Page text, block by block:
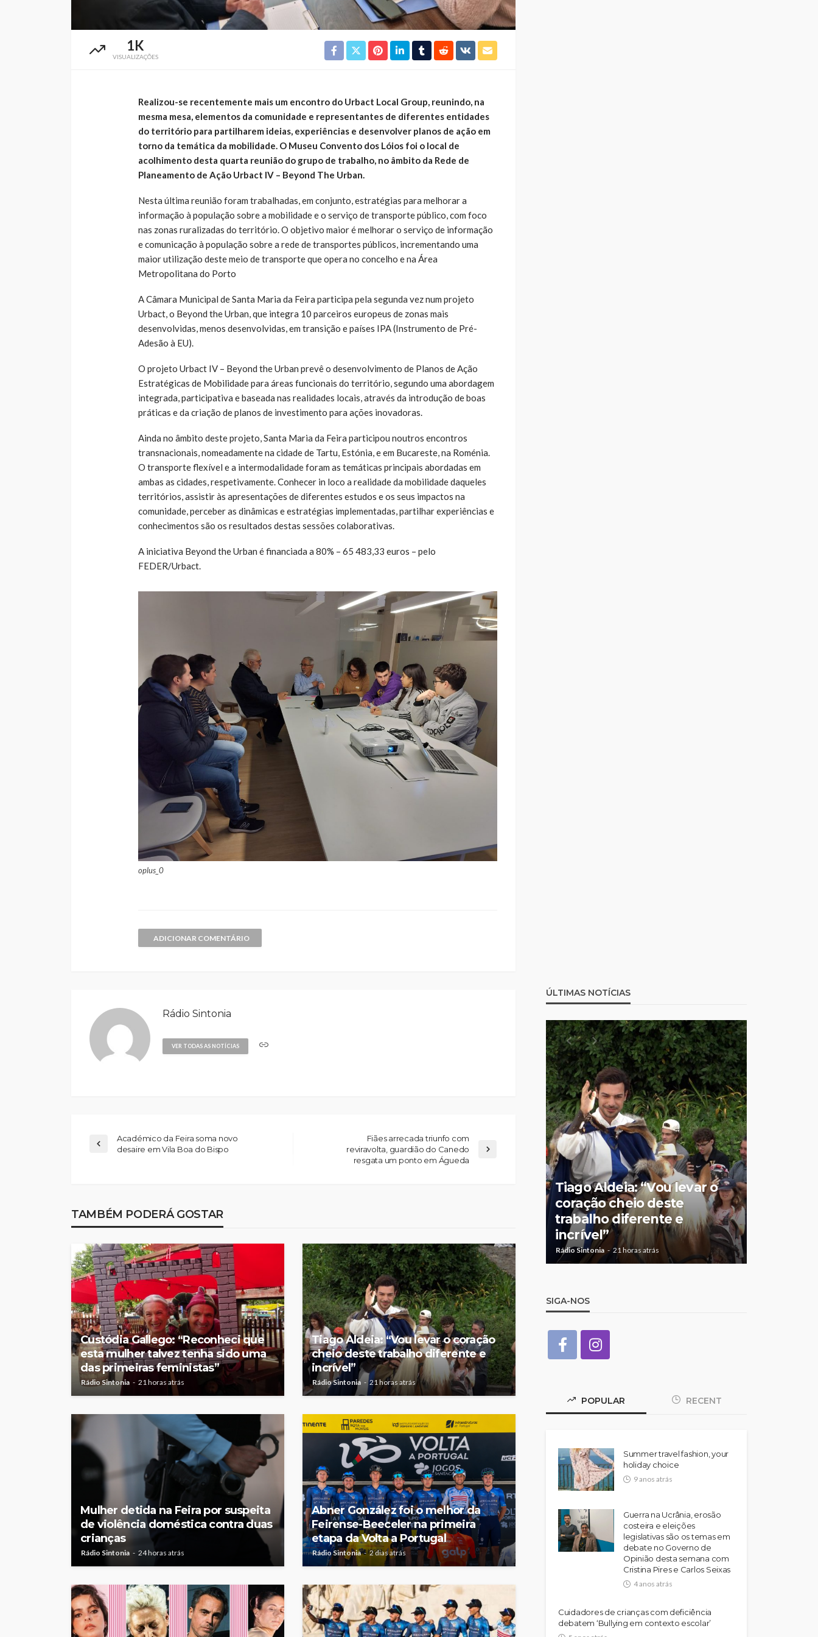
1K
VISUALIZAÇÕES
Realizou-se recentemente mais um encontro do Urbact Local Group, reunindo, na
mesma mesa, elementos da comunidade e representantes de diferentes entidades
do território para partilharem ideias, experiências e desenvolver planos de ação em
torno da temática da mobilidade. O Museu Convento dos Lóios foi o local de
acolhimento desta quarta reunião do grupo de trabalho, no âmbito da Rede de
Planeamento de Ação Urbact IV – Beyond The Urban.
Nesta última reunião foram trabalhadas, em conjunto, estratégias para melhorar a
informação à população sobre a mobilidade e o serviço de transporte público, com foco
nas zonas ruralizadas do território. O objetivo maior é melhorar o serviço de informação
e comunicação à população sobre a rede de transportes públicos, incrementando uma
maior utilização deste meio de transporte que opera no concelho e na Área
Metropolitana do Porto
A Câmara Municipal de Santa Maria da Feira participa pela segunda vez num projeto
Urbact, o Beyond the Urban, que integra 10 parceiros europeus de zonas mais
desenvolvidas, menos desenvolvidas, em transição e países IPA (Instrumento de Pré-
Adesão à EU).
O projeto Urbact IV – Beyond the Urban prevê o desenvolvimento de Planos de Ação
Estratégicas de Mobilidade para áreas funcionais do território, segundo uma abordagem
integrada, participativa e baseada nas realidades locais, através da introdução de boas
práticas e da criação de planos de investimento para ações inovadoras.
Ainda no âmbito deste projeto, Santa Maria da Feira participou noutros encontros
transnacionais, nomeadamente na cidade de Tartu, Estónia, e em Bucareste, na Roménia.
O transporte flexível e a intermodalidade foram as temáticas principais abordadas em
ambas as cidades, respetivamente. Conhecer in loco a realidade da mobilidade daqueles
territórios, assistir às apresentações de diferentes estudos e os seus impactos na
comunidade, perceber as dinâmicas e estratégias implementadas, partilhar experiências e
conhecimentos são os resultados destas sessões colaborativas.
A iniciativa Beyond the Urban é financiada a 80% – 65 483,33 euros – pelo
FEDER/Urbact.
oplus_0
ADICIONAR COMENTÁRIO
Rádio Sintonia
VER TODAS AS NOTÍCIAS
Académico da Feira soma novo
desaire em Vila Boa do Bispo
Fiães arrecada triunfo com
reviravolta, guardião do Canedo
resgata um ponto em Águeda
TAMBÉM PODERÁ GOSTAR
Custódia Gallego: “Reconheci que
esta mulher talvez tenha sido uma
das primeiras feministas”
Rádio Sintonia 21 horas atrás
Tiago Aldeia: “Vou levar o coração
cheio deste trabalho diferente e
incrível”
Rádio Sintonia 21 horas atrás
Mulher detida na Feira por suspeita
de violência doméstica contra duas
crianças
Rádio Sintonia 24 horas atrás
Abner González foi o melhor da
Feirense-Beeceler na primeira
etapa da Volta a Portugal
Rádio Sintonia 2 dias atrás
ÚLTIMAS NOTÍCIAS
Beeceler na primeira etapa
Rádio Sintonia 2 dias atrás Rádio Sintonia 21 horas atrás
Tiago Aldeia: “Vou levar o
coração cheio deste
trabalho diferente e
incrível”
Rádio Sintonia 21 horas atrás
SIGA-NOS
POPULAR RECENT
Summer travel fashion, your
holiday choice
9 anos atrás
Guerra na Ucrânia, erosão
costeira e eleições
legislativas são os temas em
debate no Governo de
Opinião desta semana com
Cristina Pires e Carlos Seixas
4 anos atrás
Cuidadores de crianças com deficiência
debatem ‘Bullying em contexto escolar’